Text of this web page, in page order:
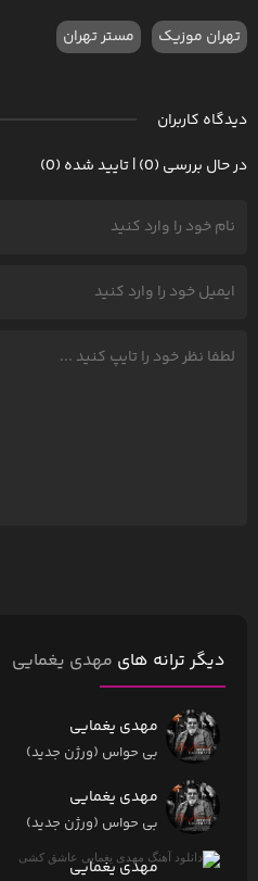
تهران موزیک مستر تهران
دیدگاه کاربران
در حال بررسی (0) | تایید شده (0)
دیگر ترانه های مهدی یغمایی
مهدی یغمایی
بی حواس (ورژن جدید)
مهدی یغمایی
بی حواس (ورژن جدید)
مهدی یغمایی